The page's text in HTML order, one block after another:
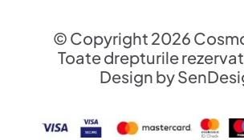
© Copyright 2026
Toate drepturile
Design by